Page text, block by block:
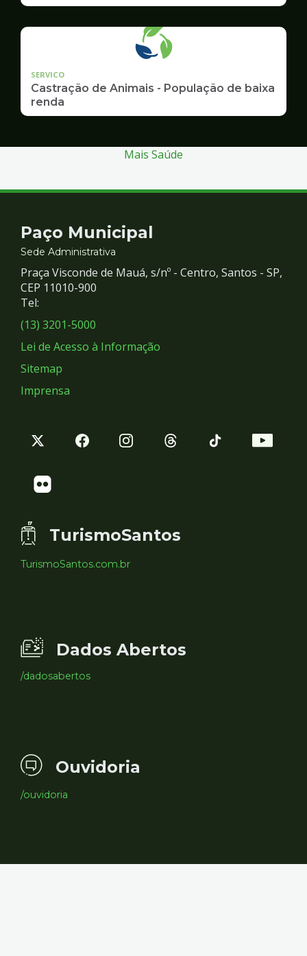
SERVICO
Castração de Animais - População de baixa
renda
Mais Saúde
Contato
e
Redes
Sociais
Paço Municipal
Sede Administrativa
Praça Visconde de Mauá, s/nº - Centro, Santos - SP,
CEP 11010-900
Tel:
(13) 3201-5000
Lei de Acesso à Informação
Sitemap
Imprensa
TurismoSantos
TurismoSantos.com.br
Dados Abertos
/dadosabertos
Ouvidoria
/ouvidoria